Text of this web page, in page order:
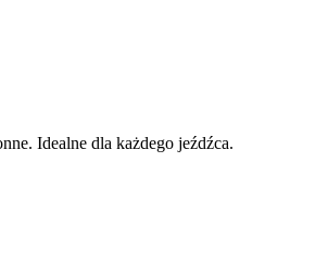
Idealne dla każdego jeźdźca.